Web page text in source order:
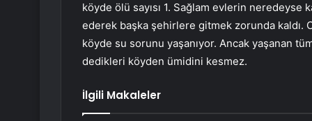
köyde ölü sayısı 1. Sağlam evlerin neredeyse
ederek başka şehirlere gitmek zorunda kaldı.
köyde su sorunu yaşanıyor. Ancak yaşanan
dedikleri köyden ümidini kesmez.
İlgili Makaleler